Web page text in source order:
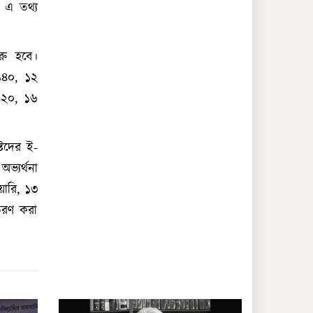
এ তথ্য
হবে।
১২
১৬
ই-
১৩
করা
হামের উপসর্গে সিলেটে আরও